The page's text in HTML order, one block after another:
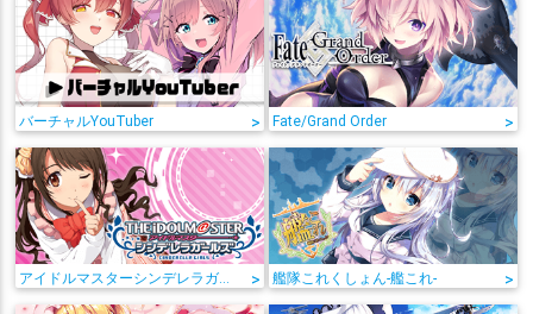
バーチャルYouTuber > Fate/Grand Order >
アイドルマスターシンデレラガールズ > 艦隊これくしょん-艦これ- >